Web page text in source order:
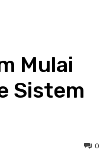
Mulai
Sistem
0